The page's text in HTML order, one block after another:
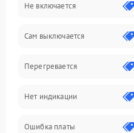
Не включается
Сам выключается
Перегревается
Нет индикации
Ошибка платы